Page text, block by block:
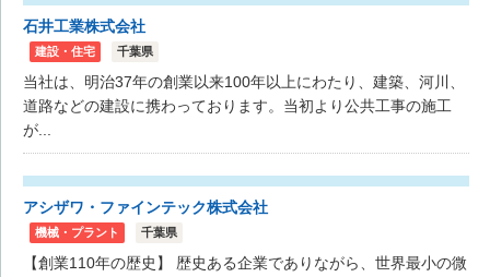
石井工業株式会社
建設・住宅 千葉県
当社は、明治37年の創業以来100年以上にわたり、建築、河川、
道路などの建設に携わっております。当初より公共工事の施工
が...
アシザワ・ファインテック株式会社
機械・プラント 千葉県
【創業110年の歴史】 歴史ある企業でありながら、世界最小の微